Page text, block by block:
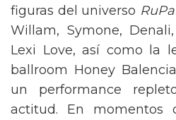
figuras del universo
Willam, Symone,
Lexi Love, así como la
ballroom Honey
un performance
actitud. En momentos